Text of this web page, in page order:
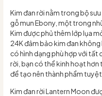
Kim đan rời nằm trong bộ
gỗ mun Ebony, một trong
Kim được phủ thêm lớp lụa
24K đảm bảo kim đan
có hình dạng phù hợp với tất
rời, bạn có thể kinh hoạt
để tạo nên thành phẩm tuyệt
Kim đan rời Lantern Moon